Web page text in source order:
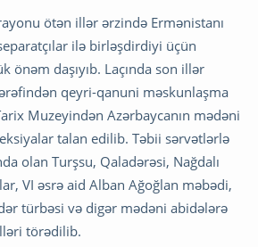
ötən illər ərzində Ermənistanı
ilə birləşdirdiyi üçün
önəm daşıyıb. Laçında son illər
qeyri-qanuni məskunlaşma
Muzeyindən Azərbaycanın mədəni
talan edilib. Təbii sərvətlərlə
olan Turşsu, Qaladərəsi, Nağdalı
VI əsrə aid Alban Ağoğlan məbədi,
türbəsi və digər mədəni abidələrə
törədilib.